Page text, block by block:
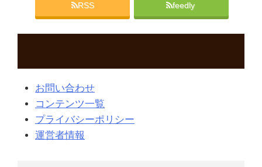
RSS feedly
お問い合わせ
コンテンツ一覧
プライバシーポリシー
運営者情報